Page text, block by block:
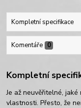
Kompletní specifikace
Komentáře 0
Kompletní
Je až neuvěřitelné,
vlastnosti. Přesto, že